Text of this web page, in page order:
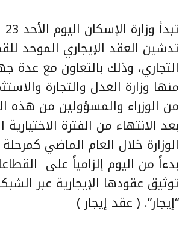
تدشين العقد الإيجاري الموحد
التجاري، وذلك بالتعاون مع عدة
منها وزارة العدل والتجارة
من الوزراء والمسؤولين من هذه
بعد الانتهاء من الفترة
الوزارة خلال العام الماضي
بدءاً من اليوم إلزامياً على
توثيق عقودها الإيجارية عبر
“إيجار”. ( عقد إيجار )